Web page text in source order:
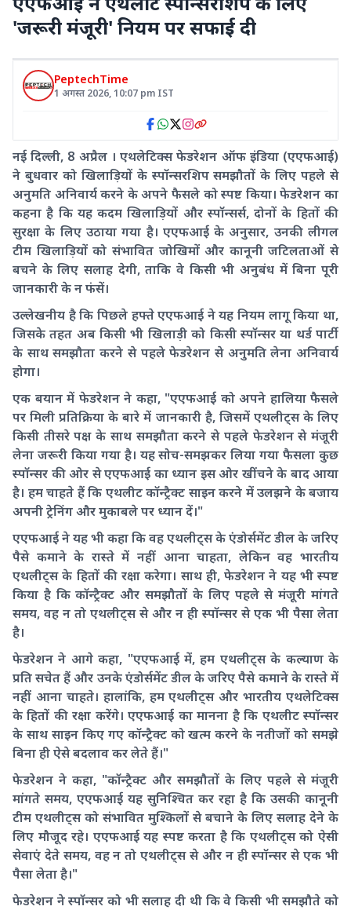
'जरूरी मंजूरी' नियम पर सफाई दी
PeptechTime
1 अगस्त 2026, 10:07 pm IST
नई दिल्ली, 8 अप्रैल । एथलेटिक्स फेडरेशन ऑफ इंडिया (एएफआई)
ने बुधवार को खिलाड़ियों के स्पॉन्सरशिप समझौतों के लिए पहले से
अनुमति अनिवार्य करने के अपने फैसले को स्पष्ट किया। फेडरेशन का
कहना है कि यह कदम खिलाड़ियों और स्पॉन्सर्स, दोनों के हितों की
सुरक्षा के लिए उठाया गया है। एएफआई के अनुसार, उनकी लीगल
टीम खिलाड़ियों को संभावित जोखिमों और कानूनी जटिलताओं से
बचने के लिए सलाह देगी, ताकि वे किसी भी अनुबंध में बिना पूरी
जानकारी के न फंसें।
उल्लेखनीय है कि पिछले हफ्ते एएफआई ने यह नियम लागू किया था,
जिसके तहत अब किसी भी खिलाड़ी को किसी स्पॉन्सर या थर्ड पार्टी
के साथ समझौता करने से पहले फेडरेशन से अनुमति लेना अनिवार्य
होगा।
एक बयान में फेडरेशन ने कहा, "एएफआई को अपने हालिया फैसले
पर मिली प्रतिक्रिया के बारे में जानकारी है, जिसमें एथलीट्स के लिए
किसी तीसरे पक्ष के साथ समझौता करने से पहले फेडरेशन से मंजूरी
लेना जरूरी किया गया है। यह सोच-समझकर लिया गया फैसला कुछ
स्पॉन्सर की ओर से एएफआई का ध्यान इस ओर खींचने के बाद आया
है। हम चाहते हैं कि एथलीट कॉन्ट्रैक्ट साइन करने में उलझने के बजाय
अपनी ट्रेनिंग और मुकाबले पर ध्यान दें।"
एएफआई ने यह भी कहा कि वह एथलीट्स के एंडोर्समेंट डील के जरिए
पैसे कमाने के रास्ते में नहीं आना चाहता, लेकिन वह भारतीय
एथलीट्स के हितों की रक्षा करेगा। साथ ही, फेडरेशन ने यह भी स्पष्ट
किया है कि कॉन्ट्रैक्ट और समझौतों के लिए पहले से मंजूरी मांगते
समय, वह न तो एथलीट्स से और न ही स्पॉन्सर से एक भी पैसा लेता
है।
फेडरेशन ने आगे कहा, "एएफआई में, हम एथलीट्स के कल्याण के
प्रति सचेत हैं और उनके एंडोर्समेंट डील के जरिए पैसे कमाने के रास्ते में
नहीं आना चाहते। हालांकि, हम एथलीट्स और भारतीय एथलेटिक्स
के हितों की रक्षा करेंगे। एएफआई का मानना ​​है कि एथलीट स्पॉन्सर
के साथ साइन किए गए कॉन्ट्रैक्ट को खत्म करने के नतीजों को समझे
बिना ही ऐसे बदलाव कर लेते हैं।"
फेडरेशन ने कहा, "कॉन्ट्रैक्ट और समझौतों के लिए पहले से मंजूरी
मांगते समय, एएफआई यह सुनिश्चित कर रहा है कि उसकी कानूनी
टीम एथलीट्स को संभावित मुश्किलों से बचाने के लिए सलाह देने के
लिए मौजूद रहे। एएफआई यह स्पष्ट करता है कि एथलीट्स को ऐसी
सेवाएं देते समय, वह न तो एथलीट्स से और न ही स्पॉन्सर से एक भी
पैसा लेता है।"
फेडरेशन ने स्पॉन्सर को भी सलाह दी थी कि वे किसी भी समझौते को